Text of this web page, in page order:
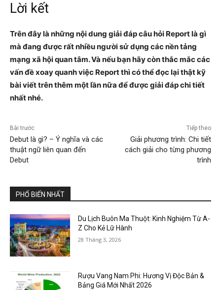
Lời kết
Trên đây là những nội dung giải đáp câu hỏi Report là gì
mà đang được rất nhiều người sử dụng các nền tảng
mạng xã hội quan tâm. Và nếu bạn hãy còn thắc mắc các
vấn đề xoay quanh việc Report thì có thể đọc lại thật kỹ
bài viết trên thêm một lần nữa để được giải đáp chi tiết
nhất nhé.
Bài trước
Debut là gì? – Ý nghĩa và các
thuật ngữ liên quan đến
Debut
Tiếp theo
Giải phương trình: Chi tiết
cách giải cho từng phương
trình
PHỔ BIẾN NHẤT
Du Lịch Buôn Ma Thuột: Kinh Nghiệm Từ A-
Z Cho Kẻ Lữ Hành
28 Tháng 3, 2026
Rượu Vang Nam Phi: Hương Vị Độc Bản &
Bảng Giá Mới Nhất 2026